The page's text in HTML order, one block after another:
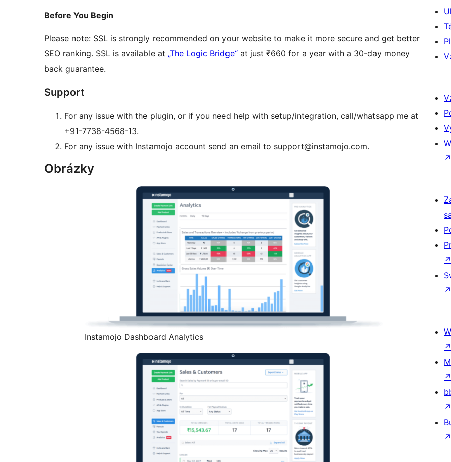
Before You Begin
Please note: SSL is strongly recommended on your website to make it more secure and get better
SEO ranking. SSL is available at „The Logic Bridge“ at just ₹660 for a year with a 30-day money
back guarantee.
Support
For any issue with the plugin, or if you need help with setup/integration, call/whatsapp me at
+91-7738-4568-13.
For any issue with Instamojo account send an email to support@instamojo.com.
Obrázky
Instamojo Dashboard Analytics
↗
↗
↗
↗
↗
↗
↗